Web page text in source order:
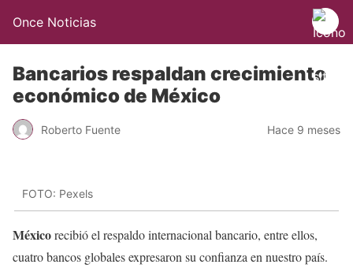
Once Noticias
Bancarios respaldan crecimiento
económico de México
Roberto Fuente Hace 9 meses
FOTO: Pexels
Méxicorecibió el respaldo internacional bancario, entre ellos,
cuatro bancos globales expresaron su confianza en nuestro país.